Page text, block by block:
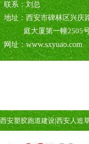
联系：刘总
地址：西安市碑林区兴庆
庭大厦第一幢2505
网址：www.sxyuao.com
西安塑胶跑道建设 西安人造